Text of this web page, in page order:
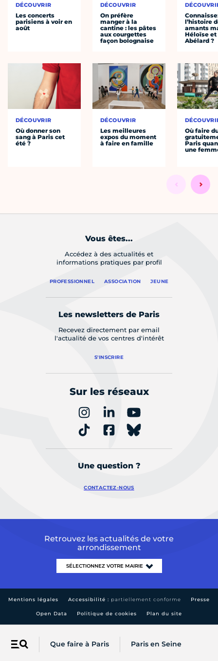
Menu Que faire à Paris Paris en Seine
DÉCOUVRIR
Les concerts
parisiens à voir en
août
DÉCOUVRIR
Où donner son
sang à Paris cet
été ?
DÉCOUVRIR
On préfère
manger à la
cantine : les pâtes
aux courgettes
façon bolognaise
DÉCOUVRIR
Les meilleures
expos du moment
à faire en famille
l’histoire
amants
Héloïse et
Abélard ?
Où faire
Paris
une
Vous êtes...
Accédez à des actualités et
informations pratiques par profil
PROFESSIONNEL ASSOCIATION JEUNE
Les newsletters de Paris
Recevez directement par email
l'actualité de vos centres d'intérêt
S'INSCRIRE
Sur les réseaux
Une question ?
CONTACTEZ-NOUS
Retrouvez les actualités de votre
arrondissement
Mentions légales Accessibilité : partiellement conforme Presse
Open Data Politique de cookies Plan du site